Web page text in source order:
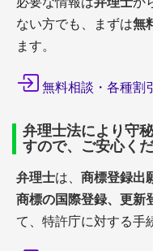
ない方でも、まずは無
ます。
無料相談・各種割引
弁理士法により守
すので、ご安心くだ
弁理士は、 商標登録出
商標の国際登録、更新
て、特許庁に対する手